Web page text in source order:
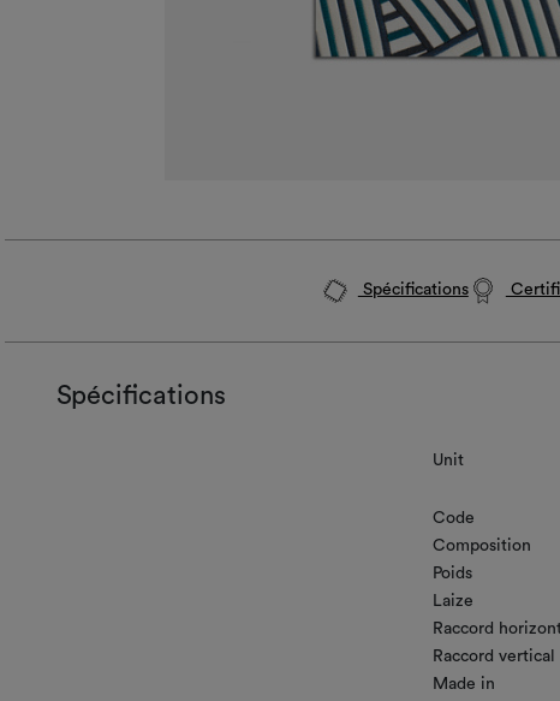
Spécifications
Spécifications
Unit
Code
Composition
Poids
Laize
Raccord
Raccord vertical
Made in